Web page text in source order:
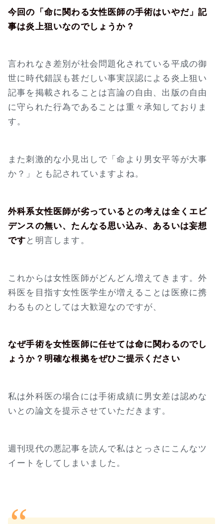
今回の「命に関わる女性医師の手術はいやだ」記
事は炎上狙いなのでしょうか？
言われなき差別が社会問題化されている平成の御
世に時代錯誤も甚だしい事実誤認による炎上狙い
記事を掲載されることは言論の自由、出版の自由
に守られた行為であることは重々承知しておりま
す。
また刺激的な小見出しで「命より男女平等が大事
か？」とも記されていますよね。
外科系女性医師が劣っているとの考えは全くエビ
デンスの無い、たんなる思い込み、あるいは妄想
です と明言します。
これからは女性医師がどんどん増えてきます。外
科医を目指す女性医学生が増えることは医療に携
わるものとしては大歓迎なのですが、
なぜ手術を女性医師に任せては命に関わるのでし
ょうか？明確な根拠をぜひご提示ください
私は外科医の場合には手術成績に男女差は認めな
いとの論文を提示させていただきます。
週刊現代の悪記事を読んで私はとっさにこんなツ
イートをしてしまいました。